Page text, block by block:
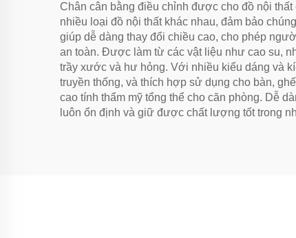
Chân cân bằng điều chỉnh được cho đồ nội
nhiều loại đồ nội thất khác nhau, đảm bảo
giúp dễ dàng thay đổi chiều cao, cho phép
an toàn. Được làm từ các vật liệu như cao su,
trầy xước và hư hỏng. Với nhiều kiểu dáng và
truyền thống, và thích hợp sử dụng cho bàn,
cao tính thẩm mỹ tổng thể cho căn phòng. Dễ
luôn ổn định và giữ được chất lượng tốt trong